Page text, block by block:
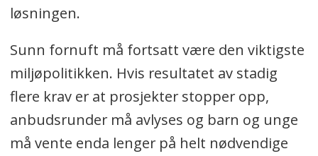
løsningen.
Sunn fornuft må fortsatt være den viktigste
miljøpolitikken. Hvis resultatet av stadig
flere krav er at prosjekter stopper opp,
anbudsrunder må avlyses og barn og unge
må vente enda lenger på helt nødvendige